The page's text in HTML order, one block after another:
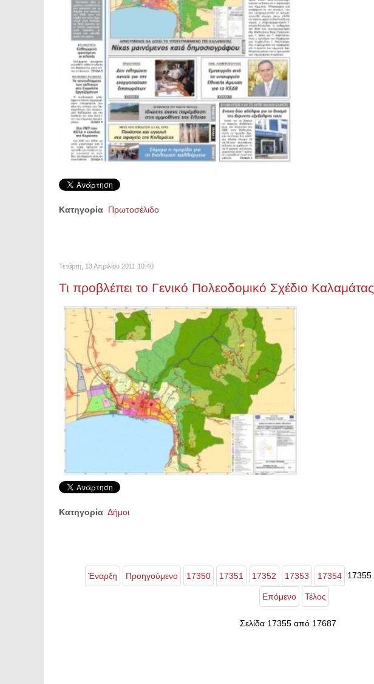
Κατηγορία Πρωτοσέλιδο
Τετάρτη, 13 Απριλίου 2011 10:40
Τι προβλέπει το Γενικό Πολεοδομικό Σχέδιο Καλαμάτας
Κατηγορία Δήμοι
Έναρξη Προηγούμενο 17350 17351 17352 17353 17354 17355
Επόμενο Τέλος
Σελίδα 17355 από 17687